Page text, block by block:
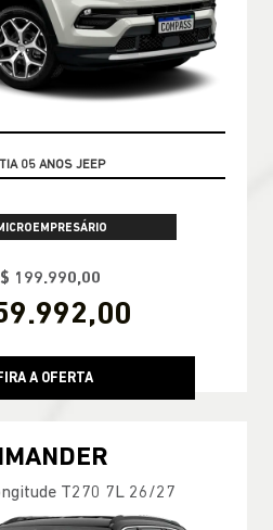
199.990,00
A OFERTA
T270 7L 26/27